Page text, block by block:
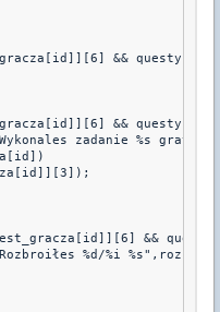
&&
&&
zadanie %s
&&
%d/%i